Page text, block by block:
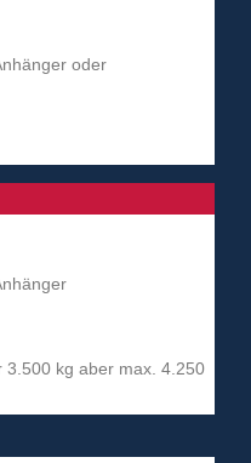
oder
kg aber max. 4.250